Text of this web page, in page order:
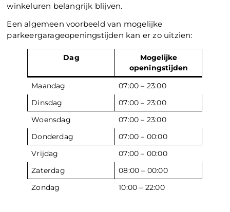
winkeluren belangrijk blijven.
Een algemeen voorbeeld van mogelijke
parkeergarageopeningstijden kan er zo uitzien:
Dag
Mogelijke
openingstijden
Maandag 07:00 – 23:00
Dinsdag 07:00 – 23:00
Woensdag 07:00 – 23:00
Donderdag 07:00 – 00:00
Vrijdag 07:00 – 00:00
Zaterdag 08:00 – 00:00
Zondag 10:00 – 22:00